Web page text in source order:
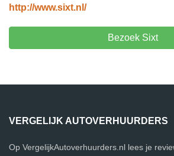
http://www.sixt.nl/
Bezoek Sixt
VERGELIJK AUTOVERHUURDERS
Op VergelijkAutoverhuurders.nl lees je